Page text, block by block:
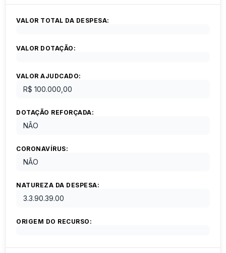
VALOR TOTAL DA DESPESA:
VALOR DOTAÇÃO:
VALOR AJUDCADO:
R$ 100.000,00
DOTAÇÃO REFORÇADA:
NÃO
CORONAVÍRUS:
NÃO
NATUREZA DA DESPESA:
3.3.90.39.00
ORIGEM DO RECURSO: